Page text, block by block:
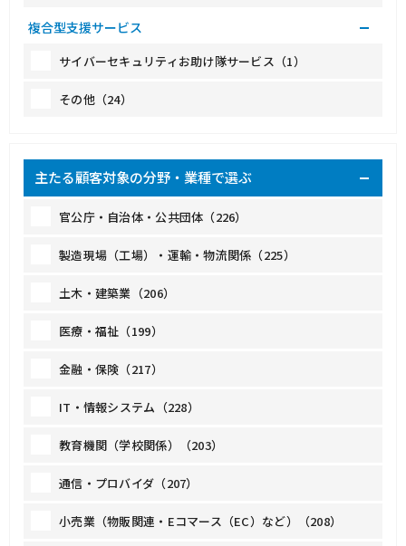
複合型支援サービス
サイバーセキュリティお助け隊サービス（1）
その他（24）
主たる顧客対象の分野・業種で選ぶ
官公庁・自治体・公共団体（226）
製造現場（工場）・運輸・物流関係（225）
土木・建築業（206）
医療・福祉（199）
金融・保険（217）
IT・情報システム（228）
教育機関（学校関係）（203）
通信・プロバイダ（207）
小売業（物販関連・Eコマース（EC）など）（208）